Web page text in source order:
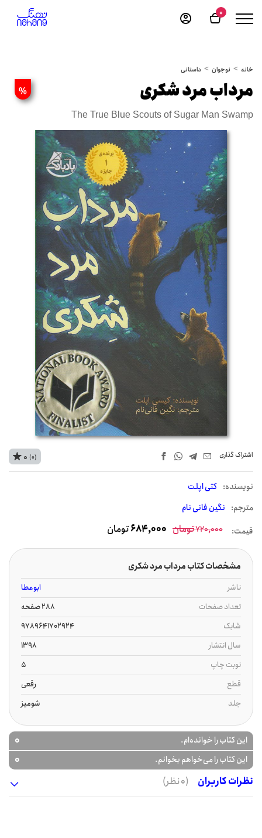
0
خانه نوجوان داستانی
% مرداب مرد شکری
The True Blue Scouts of Sugar Man Swamp
اشتراک‌ گذاری
نويسنده: کتی اپلت
مترجم: نگین فانی نام
0 (0)
قیمت: 720,000تومان 684,000تومان
مشخصات کتاب مرداب مرد شکری
ناشر
ابوعطا
تعداد صفحات
288 صفحه
شابک
9789641702924
سال انتشار
1398
نوبت چاپ
5
قطع
رقعی
جلد
شومیز
این کتاب را خوانده‌ام. 0
این کتاب را می‌خواهم بخوانم.
0
نظرات کاربران
(0 نظر)